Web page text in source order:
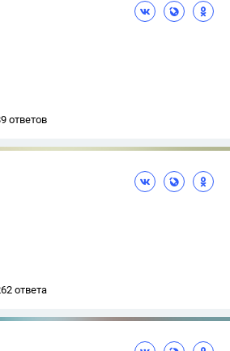
ответов
ответа